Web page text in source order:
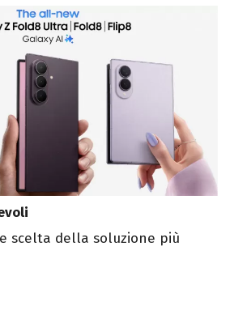
scelta della soluzione più